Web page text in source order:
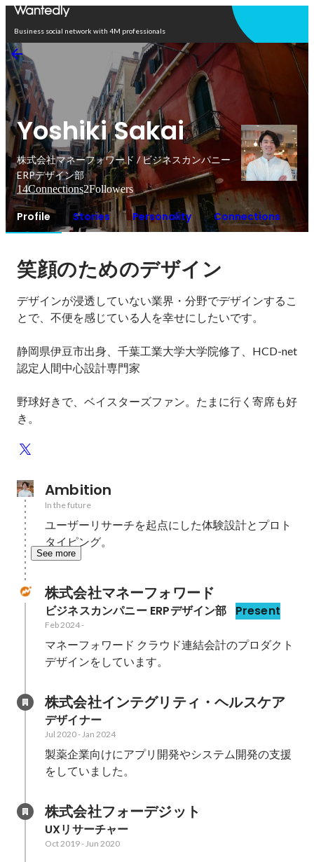
Business social network with 4M professionals
Yoshiki Sakai
株式会社マネーフォワード / ビジネスカンパニー
ERPデザイン部
14Connections2Followers
Profile Stories Personality Connections
笑顔のためのデザイン
デザインが浸透していない業界・分野でデザインするこ
とで、不便を感じている人を幸せにしたいです。
静岡県伊豆市出身、千葉工業大学大学院修了、HCD-net
認定人間中心設計専門家
野球好きで、ベイスターズファン。たまに行く寄席も好
き。
Ambition
In the future
ユーザーリサーチを起点にした体験設計とプロト
タイピング。
See more
株式会社マネーフォワード
ビジネスカンパニー ERPデザイン部 Present
Feb 2024-
マネーフォワード クラウド連結会計のプロダクト
デザインをしています。
株式会社インテグリティ・ヘルスケア
デザイナー
Jul 2020-Jan 2024
製薬企業向けにアプリ開発やシステム開発の支援
をしていました。
株式会社フォーデジット
UXリサーチャー
Oct 2019-Jun 2020